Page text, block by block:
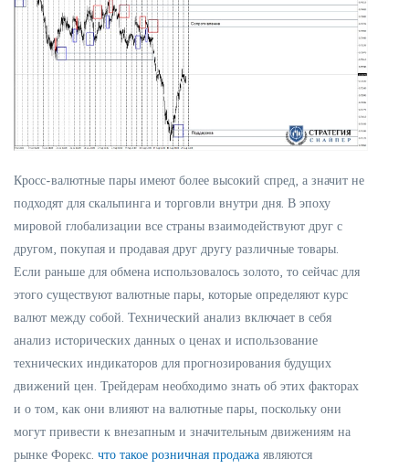
Кросс-валютные пары имеют более высокий спред, а значит не
подходят для скальпинга и торговли внутри дня. В эпоху
мировой глобализации все страны взаимодействуют друг с
другом, покупая и продавая друг другу различные товары.
Если раньше для обмена использовалось золото, то сейчас для
этого существуют валютные пары, которые определяют курс
валют между собой. Технический анализ включает в себя
анализ исторических данных о ценах и использование
технических индикаторов для прогнозирования будущих
движений цен. Трейдерам необходимо знать об этих факторах
и о том, как они влияют на валютные пары, поскольку они
могут привести к внезапным и значительным движениям на
рынке Форекс. что такое розничная продажа являются